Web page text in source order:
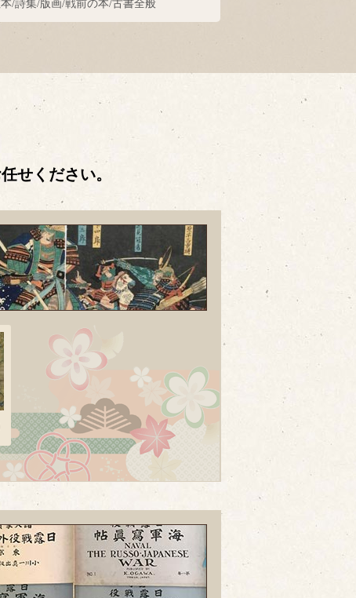
/詩集/版画/戦前の本/古書全般
せください。